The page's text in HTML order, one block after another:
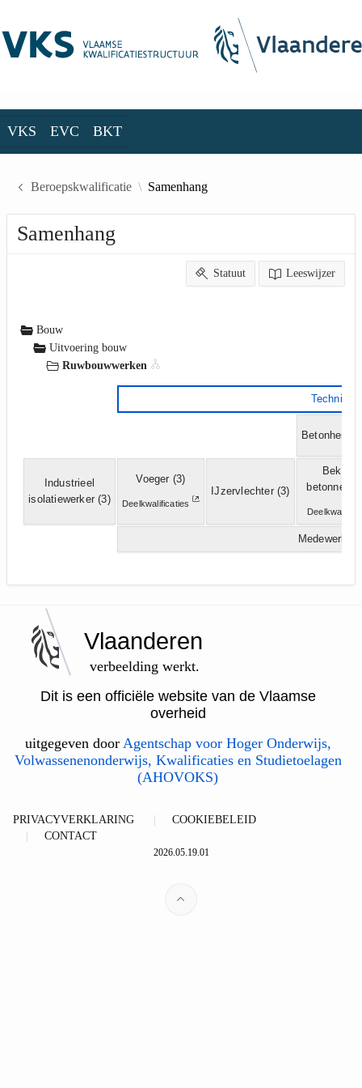
VKS EVC BKT
Beroepskwalificatie Samenhang
Samenhang
Statuut Leeswijzer
Bouw
Uitvoering bouw
Ruwbouwwerken
Industrieel
isolatiewerker (3)
Voeger (3)
Deelkwalificaties
IJzervlechter(3)
Medewerker
Vlaanderen
verbeelding werkt.
Dit is een officiële website van de Vlaamse
overheid
uitgegeven door Agentschap voor Hoger Onderwijs,
Volwassenenonderwijs, Kwalificaties en Studietoelagen
(AHOVOKS)
PRIVACYVERKLARING
COOKIEBELEID
CONTACT
2026.05.19.01